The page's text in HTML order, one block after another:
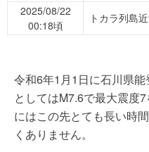
2025/08/22
00:18頃
トカラ列島
令和6年1月1日に石川県
としてはM7.6で最大震度
にはこの先とても長い時
くありません。